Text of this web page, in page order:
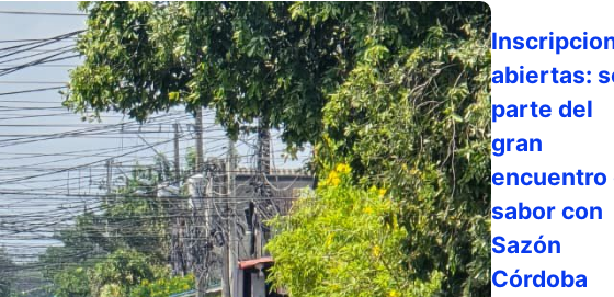
abiertas:
parte del
gran
encuentro
sabor con
Sazón
Córdoba